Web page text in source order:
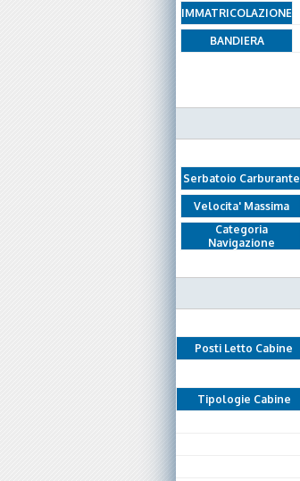
IMMATRICOLAZIONE
BANDIERA
Serbatoio Carburante
Velocita' Massima
Categoria
Navigazione
Posti Letto Cabine
Tipologie Cabine